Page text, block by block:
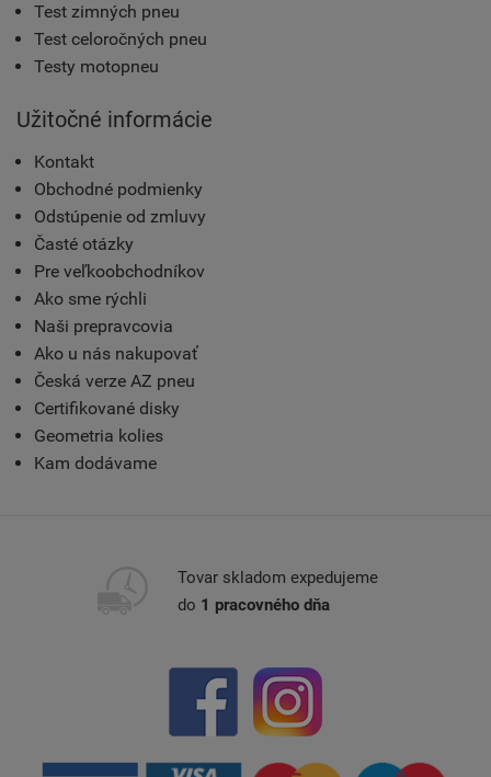
Test zimných pneu
Test celoročných pneu
Testy motopneu
Užitočné informácie
Kontakt
Obchodné podmienky
Odstúpenie od zmluvy
Časté otázky
Pre veľkoobchodníkov
Ako sme rýchli
Naši prepravcovia
Ako u nás nakupovať
Česká verze AZ pneu
Certifikované disky
Geometria kolies
Kam dodávame
Tovar skladom expedujeme
do 1 pracovného dňa